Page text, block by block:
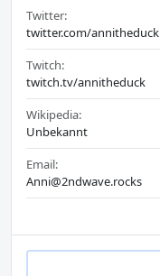
Twitter:
twitter.com/annitheduck
Twitch:
twitch.tv/annitheduck
Wikipedia:
Unbekannt
Email:
Anni@2ndwave.rocks